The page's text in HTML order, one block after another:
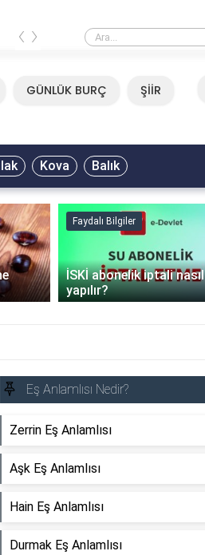
Ali Asker - Şu Metrisin Önü Sözleri
‹ ›
GÜNLÜK BURÇ ŞİİR
Kova Balık
Faydalı Bilgiler
İSKİ abonelik iptali nasıl
yapılır?
Eş Anlamlısı Nedir?
Zerrin Eş Anlamlısı
Aşk Eş Anlamlısı
Hain Eş Anlamlısı
Durmak Eş Anlamlısı